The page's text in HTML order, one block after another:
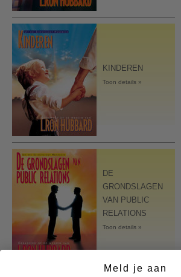
KINDEREN
Toon details »
DE
GRONDSLAGEN
VAN PUBLIC
RELATIONS
Toon details »
Meld je aan